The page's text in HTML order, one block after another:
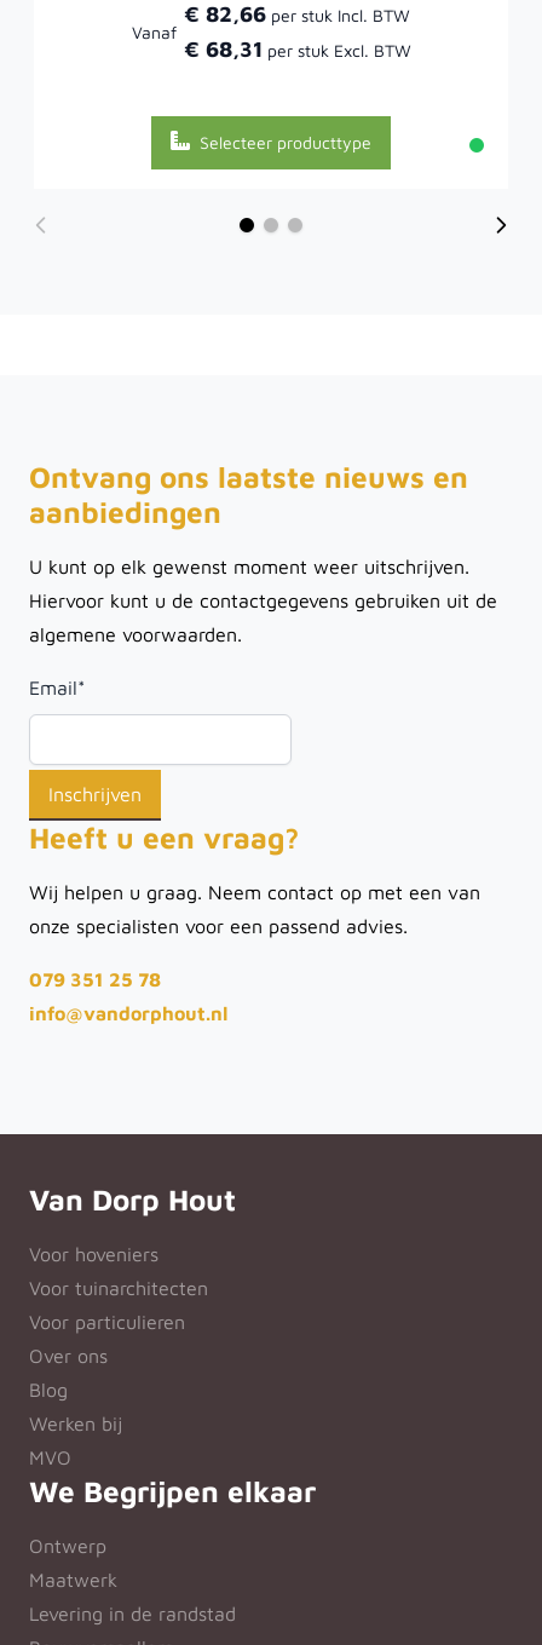
Vanaf
€ 82,66
€ 68,31
Selecteer producttype
Ontvang ons laatste nieuws en
aanbiedingen
U kunt op elk gewenst moment weer uitschrijven.
Hiervoor kunt u de contactgegevens gebruiken uit de
algemene voorwaarden.
Email*
Heeft u een vraag?
Wij helpen u graag. Neem contact op met een van
onze specialisten voor een passend advies.
079 351 25 78
info@vandorphout.nl
Van Dorp Hout
Voor hoveniers
Voor tuinarchitecten
Voor particulieren
Over ons
Blog
Werken bij
MVO
We Begrijpen elkaar
Ontwerp
Maatwerk
Levering in de randstad